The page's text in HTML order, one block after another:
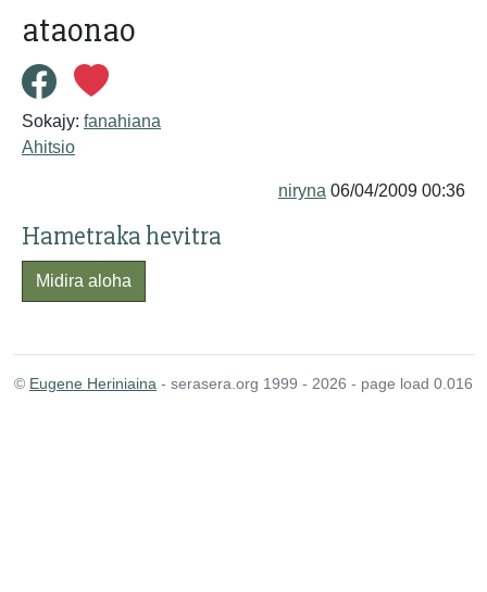
ataonao
Sokajy: fanahiana
Ahitsio
niryna 06/04/2009 00:36
Hametraka hevitra
Midira aloha
© Eugene Heriniaina - serasera.org 1999 - 2026 - page load 0.016